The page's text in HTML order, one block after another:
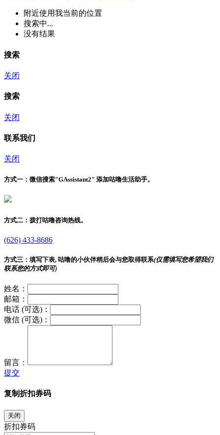
附近使用我当前的位置
搜索中...
没有结果
搜索
关闭
搜索
关闭
联系我们
关闭
方式一： 微信搜索"GAssistant2" 添加咕噜生活助手。
方式二： 拨打咕噜咨询热线。
(626) 433-8686
方式三： 填写下表, 咕噜的小伙伴稍后会与您取得联系(仅需填写您希望我们
联系您的方式即可)
姓名：
邮箱：
电话 (可选)：
微信 (可选)：
留言：
提交
复制折扣券码
关闭
折扣券码